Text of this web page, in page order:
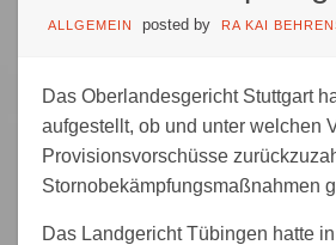
ALLGEMEIN posted by RA KAI
Das Oberlandesgericht Stuttgart
aufgestellt, ob und unter welchen
Provisionsvorschüsse
Stornobekämpfungsmaßnahmen
Das Landgericht Tübingen hatte